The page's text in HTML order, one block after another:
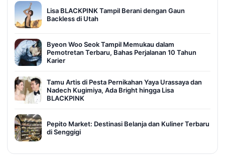
Lisa BLACKPINK Tampil Berani dengan Gaun
Backless di Utah
Byeon Woo Seok Tampil Memukau dalam
Pemotretan Terbaru, Bahas Perjalanan 10 Tahun
Karier
Tamu Artis di Pesta Pernikahan Yaya Urassaya dan
Nadech Kugimiya, Ada Bright hingga Lisa
BLACKPINK
Pepito Market: Destinasi Belanja dan Kuliner Terbaru
di Senggigi